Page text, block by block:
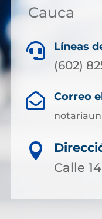
Cauca
 Líneas
(602)
 Correo

Calle